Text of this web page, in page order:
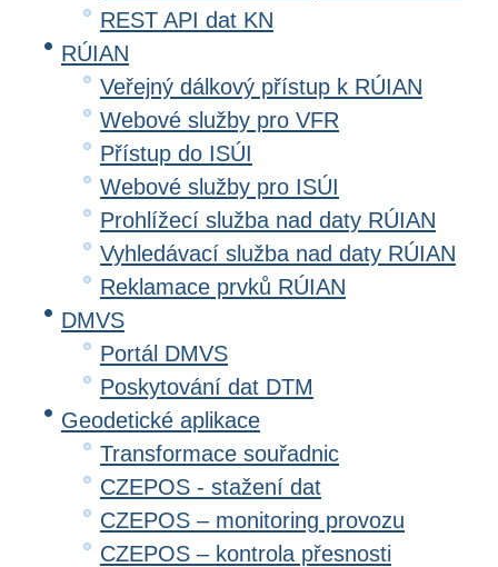
REST API dat KN
RÚIAN
Veřejný dálkový přístup k RÚIAN
Webové služby pro VFR
Přístup do ISÚI
Webové služby pro ISÚI
Prohlížecí služba nad daty RÚIAN
Vyhledávací služba nad daty RÚIAN
Reklamace prvků RÚIAN
DMVS
Portál DMVS
Poskytování dat DTM
Geodetické aplikace
Transformace souřadnic
CZEPOS - stažení dat
CZEPOS – monitoring provozu
CZEPOS – kontrola přesnosti